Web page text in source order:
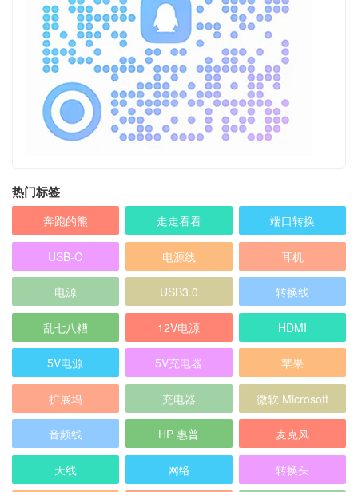
热门标签
奔跑的熊 走走看看 端口转换
USB-C 电源线 耳机
电源 USB3.0 转换线
乱七八糟 12V电源 HDMI
5V电源 5V充电器 苹果
扩展坞 充电器 微软 Microsoft
音频线 HP 惠普 麦克风
天线 网络 转换头